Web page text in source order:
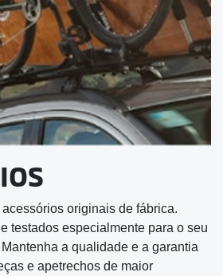
Seguros
Financiamento
Consórcio
Recall
Sem parar
Contato
Trabalhe conosco